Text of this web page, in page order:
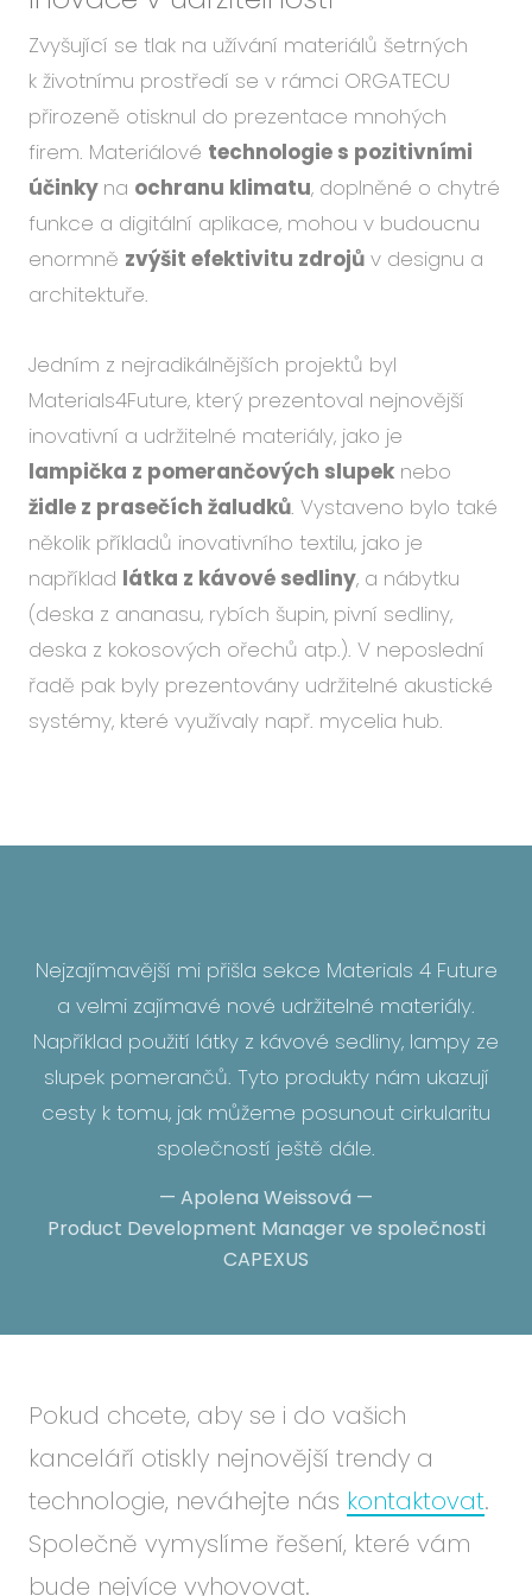
Zvyšující se tlak na užívání materiálů šetrných
k životnímu prostředí se v rámci ORGATECU
přirozeně otisknul do prezentace mnohých
firem. Materiálové technologie s pozitivními
účinky na ochranu klimatu, doplněné o chytré
funkce a digitální aplikace, mohou v budoucnu
enormně zvýšit efektivitu zdrojů v designu a
architektuře.
Jedním z nejradikálnějších projektů byl
Materials4Future, který prezentoval nejnovější
inovativní a udržitelné materiály, jako je
lampička z pomerančových slupek nebo
židle z prasečích žaludků. Vystaveno bylo také
několik příkladů inovativního textilu, jako je
například látka z kávové sedliny, a nábytku
(deska z ananasu, rybích šupin, pivní sedliny,
deska z kokosových ořechů atp.). V neposlední
řadě pak byly prezentovány udržitelné akustické
systémy, které využívaly např. mycelia hub.
Nejzajímavější mi přišla sekce Materials 4 Future
a velmi zajímavé nové udržitelné materiály.
Například použití látky z kávové sedliny, lampy ze
slupek pomerančů. Tyto produkty nám ukazují
cesty k tomu, jak můžeme posunout cirkularitu
společností ještě dále.
— Apolena Weissová —
Product Development Manager ve společnosti
CAPEXUS
Pokud chcete, aby se i do vašich
kanceláří otiskly nejnovější trendy a
technologie, neváhejte nás kontaktovat.
Společně vymyslíme řešení, které vám
bude nejvíce vyhovovat.